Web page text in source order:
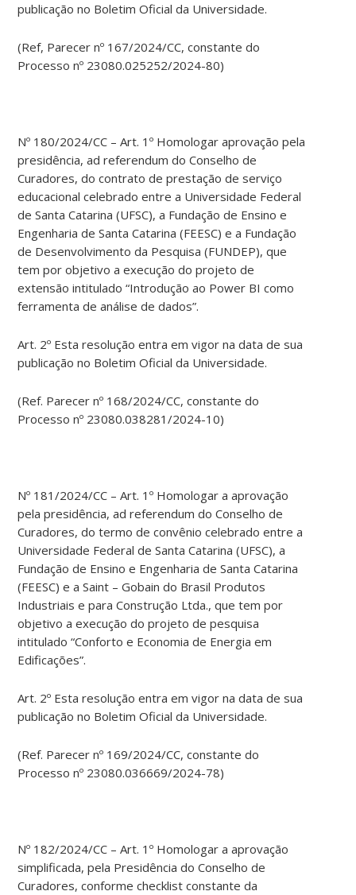
publicação no Boletim Oficial da Universidade.
(Ref, Parecer nº 167/2024/CC, constante do
Processo nº 23080.025252/2024-80)
Nº 180/2024/CC – Art. 1º Homologar aprovação pela
presidência, ad referendum do Conselho de
Curadores, do contrato de prestação de serviço
educacional celebrado entre a Universidade Federal
de Santa Catarina (UFSC), a Fundação de Ensino e
Engenharia de Santa Catarina (FEESC) e a Fundação
de Desenvolvimento da Pesquisa (FUNDEP), que
tem por objetivo a execução do projeto de
extensão intitulado “Introdução ao Power BI como
ferramenta de análise de dados”.
Art. 2º Esta resolução entra em vigor na data de sua
publicação no Boletim Oficial da Universidade.
(Ref. Parecer nº 168/2024/CC, constante do
Processo nº 23080.038281/2024-10)
Nº 181/2024/CC – Art. 1º Homologar a aprovação
pela presidência, ad referendum do Conselho de
Curadores, do termo de convênio celebrado entre a
Universidade Federal de Santa Catarina (UFSC), a
Fundação de Ensino e Engenharia de Santa Catarina
(FEESC) e a Saint – Gobain do Brasil Produtos
Industriais e para Construção Ltda., que tem por
objetivo a execução do projeto de pesquisa
intitulado “Conforto e Economia de Energia em
Edificações”.
Art. 2º Esta resolução entra em vigor na data de sua
publicação no Boletim Oficial da Universidade.
(Ref. Parecer nº 169/2024/CC, constante do
Processo nº 23080.036669/2024-78)
Nº 182/2024/CC – Art. 1º Homologar a aprovação
simplificada, pela Presidência do Conselho de
Curadores, conforme checklist constante da